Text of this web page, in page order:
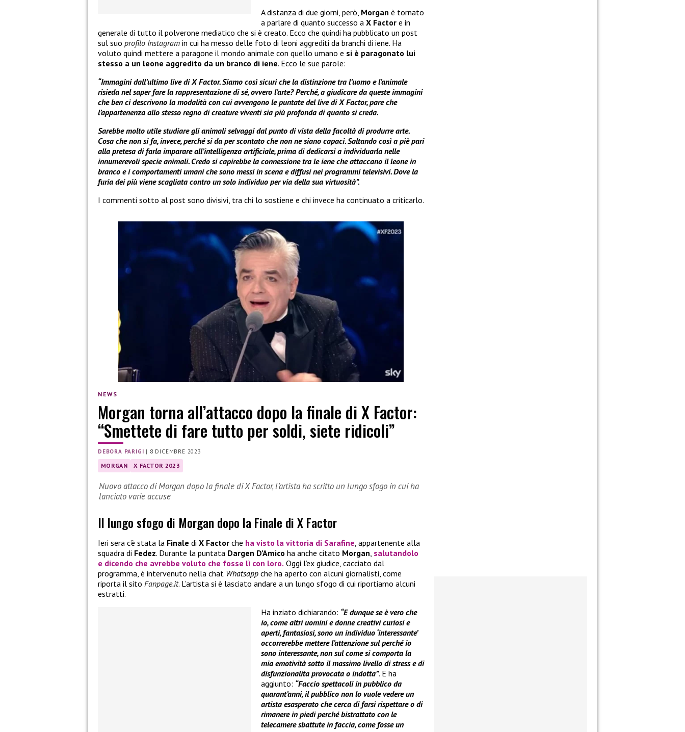
A distanza di due giorni, però, Morgan è tornato
a parlare di quanto successo a X Factor e in
generale di tutto il polverone mediatico che si è creato. Ecco che quindi ha pubblicato un post
sul suo profilo Instagram in cui ha messo delle foto di leoni aggrediti da branchi di iene. Ha
voluto quindi mettere a paragone il mondo animale con quello umano e si è paragonato lui
stesso a un leone aggredito da un branco di iene. Ecco le sue parole:
“Immagini dall’ultimo live di X Factor. Siamo così sicuri che la distinzione tra l’uomo e l’animale
risieda nel saper fare la rappresentazione di sé, ovvero l’arte? Perché, a giudicare da queste immagini
che ben ci descrivono la modalità con cui avvengono le puntate del live di X Factor, pare che
l’appartenenza allo stesso regno di creature viventi sia più profonda di quanto si creda.
Sarebbe molto utile studiare gli animali selvaggi dal punto di vista della facoltà di produrre arte.
Cosa che non si fa, invece, perché si da per scontato che non ne siano capaci. Saltando così a piè pari
alla pretesa di farla imparare all’intelligenza artificiale, prima di dedicarsi a individuarla nelle
innumerevoli specie animali. Credo si capirebbe la connessione tra le iene che attaccano il leone in
branco e i comportamenti umani che sono messi in scena e diffusi nei programmi televisivi. Dove la
furia dei più viene scagliata contro un solo individuo per via della sua virtuosità”.
I commenti sotto al post sono divisivi, tra chi lo sostiene e chi invece ha continuato a criticarlo.
NEWS
Morgan torna all’attacco dopo la finale di X Factor:
“Smettete di fare tutto per soldi, siete ridicoli”
DEBORA PARIGI | 8 DICEMBRE 2023
MORGAN X FACTOR 2023
Nuovo attacco di Morgan dopo la finale di X Factor, l’artista ha scritto un lungo sfogo in cui ha
lanciato varie accuse
Il lungo sfogo di Morgan dopo la Finale di X Factor
Ieri sera c’è stata la Finale di X Factor che ha visto la vittoria di Sarafine, appartenente alla
squadra di Fedez. Durante la puntata Dargen D’Amico ha anche citato Morgan, salutandolo
e dicendo che avrebbe voluto che fosse lì con loro. Oggi l’ex giudice, cacciato dal
programma, è intervenuto nella chat Whatsapp che ha aperto con alcuni giornalisti, come
riporta il sito Fanpage.it. L’artista si è lasciato andare a un lungo sfogo di cui riportiamo alcuni
estratti.
Ha inziato dichiarando: “E dunque se è vero che
io, come altri uomini e donne creativi curiosi e
aperti, fantasiosi, sono un individuo ‘interessante’
occorrerebbe mettere l’attenzione sul perché io
sono interessante, non sul come si comporta la
mia emotività sotto il massimo livello di stress e di
disfunzionalita provocata o indotta”. E ha
aggiunto: “Faccio spettacoli in pubblico da
quarant’anni, il pubblico non lo vuole vedere un
artista esasperato che cerca di farsi rispettare o di
rimanere in piedi perché bistrattato con le
telecamere sbattute in faccia, come fosse un